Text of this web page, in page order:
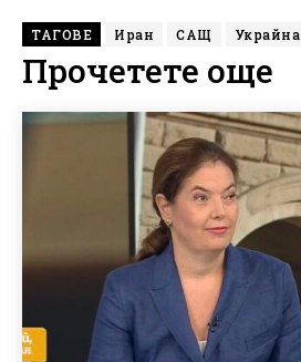
ТАГОВЕ Иран САЩ Украйна
Прочетете още